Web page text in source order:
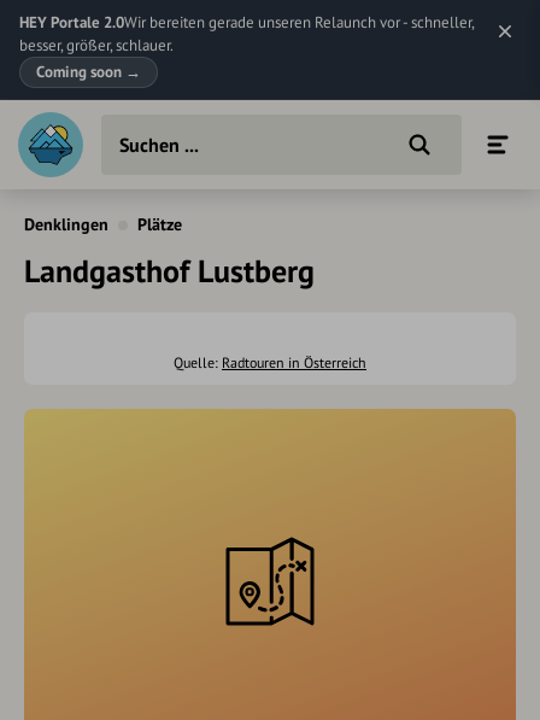
HEY Portale 2.0Wir bereiten gerade unseren Relaunch vor - schneller,
besser, größer, schlauer.
Coming soon →
Denklingen Plätze
Landgasthof Lustberg
Quelle: Radtouren in Österreich